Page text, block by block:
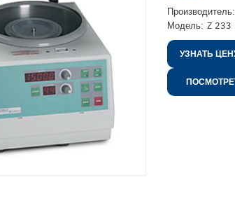
Производитель:
Модель: Z
УЗНАТЬ